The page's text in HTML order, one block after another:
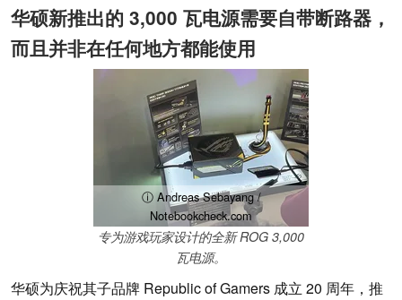
华硕新推出的 3,000 瓦电源需要自带断路器，
而且并非在任何地方都能使用
ⓘ Andreas Sebayang /
Notebookcheck.com
专为游戏玩家设计的全新 ROG 3,000
瓦电源。
华硕为庆祝其子品牌 Republic of Gamers 成立 20 周年，推